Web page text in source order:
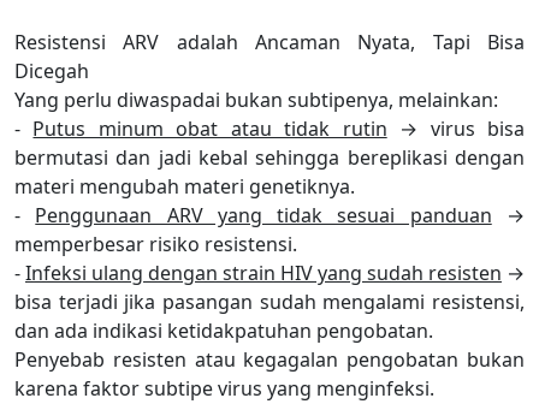
Resistensi ARV adalah Ancaman Nyata, Tapi Bisa
Dicegah
Yang perlu diwaspadai bukan subtipenya, melainkan:
- Putus minum obat atau tidak rutin → virus bisa
bermutasi dan jadi kebal sehingga bereplikasi dengan
materi mengubah materi genetiknya.
- Penggunaan ARV yang tidak sesuai panduan →
memperbesar risiko resistensi.
-Infeksi ulang dengan strain HIV yang sudah resisten →
bisa terjadi jika pasangan sudah mengalami resistensi,
dan ada indikasi ketidakpatuhan pengobatan.
Penyebab resisten atau kegagalan pengobatan bukan
karena faktor subtipe virus yang menginfeksi.